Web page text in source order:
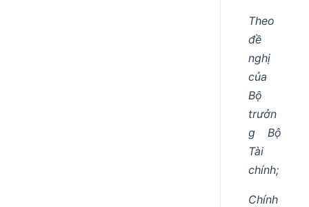
Theo
đề
nghị
của
Bộ
trưởn
g Bộ
Tài
chính;
Chính